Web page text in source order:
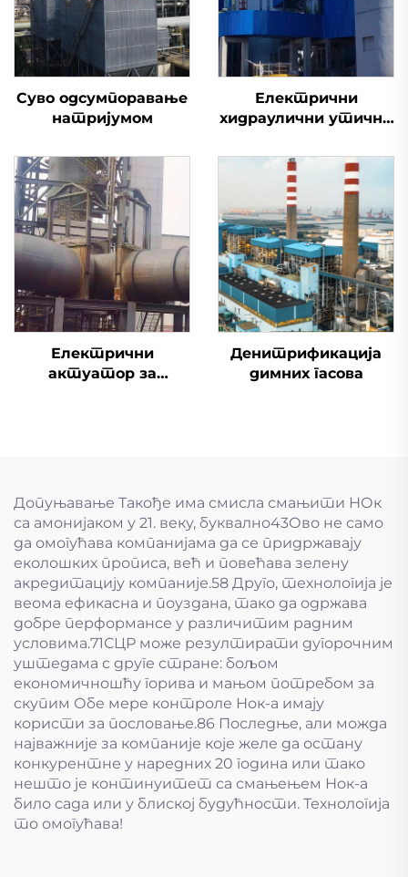
Суво одсумпоравање
натријумом
Електрични
хидраулични утични
Електрични
актуатор за
Денитрификација
димних гасова
Допуњавање Такође има смисла смањити НОк
са амонијаком у 21. веку, буквално43Ово не само
да омогућава компанијама да се придржавају
еколошких прописа, већ и повећава зелену
акредитацију компаније.58 Друго, технологија је
веома ефикасна и поуздана, тако да одржава
добре перформансе у различитим радним
условима.71СЦР може резултирати дугорочним
уштедама с друге стране: бољом
економичношћу горива и мањом потребом за
скупим Обе мере контроле Нок-а имају
користи за пословање.86 Последње, али можда
најважније за компаније које желе да остану
конкурентне у наредних 20 година или тако
нешто је континуитет са смањењем Нок-а
било сада или у блиској будућности. Технологија
то омогућава!